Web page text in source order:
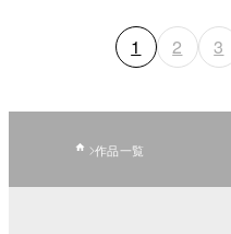
1 2 3
作品一覧